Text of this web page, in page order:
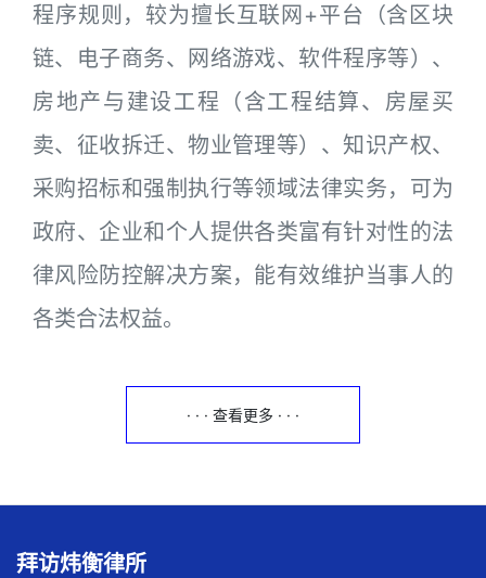
程序规则，较为擅长互联网+平台（含区块
链、电子商务、网络游戏、软件程序等）、
房地产与建设工程（含工程结算、房屋买
卖、征收拆迁、物业管理等）、知识产权、
采购招标和强制执行等领域法律实务，可为
政府、企业和个人提供各类富有针对性的法
律风险防控解决方案，能有效维护当事人的
各类合法权益。
· · · 查看更多 · · ·
拜访炜衡律所